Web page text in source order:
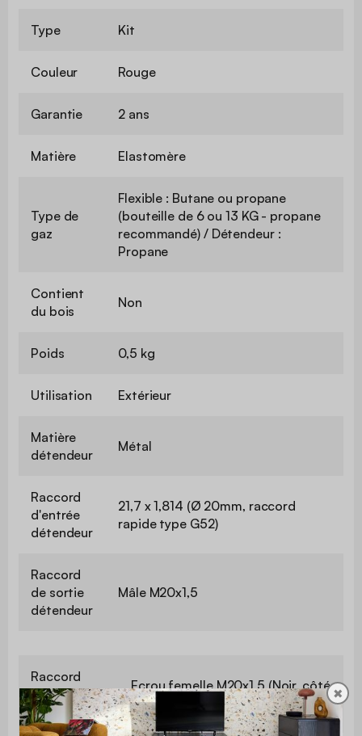
Type Kit
Couleur Rouge
Garantie 2 ans
Matière Elastomère
Type de
gaz
Flexible : Butane ou propane
(bouteille de 6 ou 13 KG - propane
recommandé) / Détendeur :
Propane
Contient
du bois
Non
Poids 0,5 kg
Utilisation Extérieur
Matière
détendeur
Métal
Raccord
d'entrée
détendeur
21,7 x 1,814 (Ø 20mm, raccord
rapide type G52)
Raccord
de sortie
détendeur
Mâle M20x1,5
Raccord
d'entrée
flexible
Ecrou femelle M20x1,5 (Noir, côté
détendeur)
✖